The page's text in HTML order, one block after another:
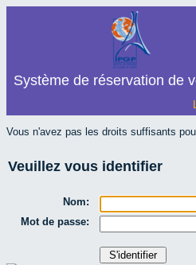
Système de réservation de
Vous n'avez pas les droits suffisants
Veuillez vous identifier
Nom:
Mot de passe: